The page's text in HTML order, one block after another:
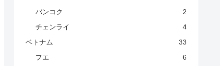
バンコク
2
チェンライ
4
ベトナム
33
フエ
6